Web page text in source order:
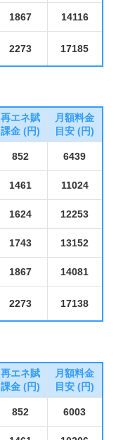
1867 14116
2273 17185
再エネ賦
課金 (円)
月額料金
目安 (円)
852 6439
1461 11024
1624 12253
1743 13152
1867 14081
2273 17138
再エネ賦
課金 (円)
月額料金
目安 (円)
852 6003